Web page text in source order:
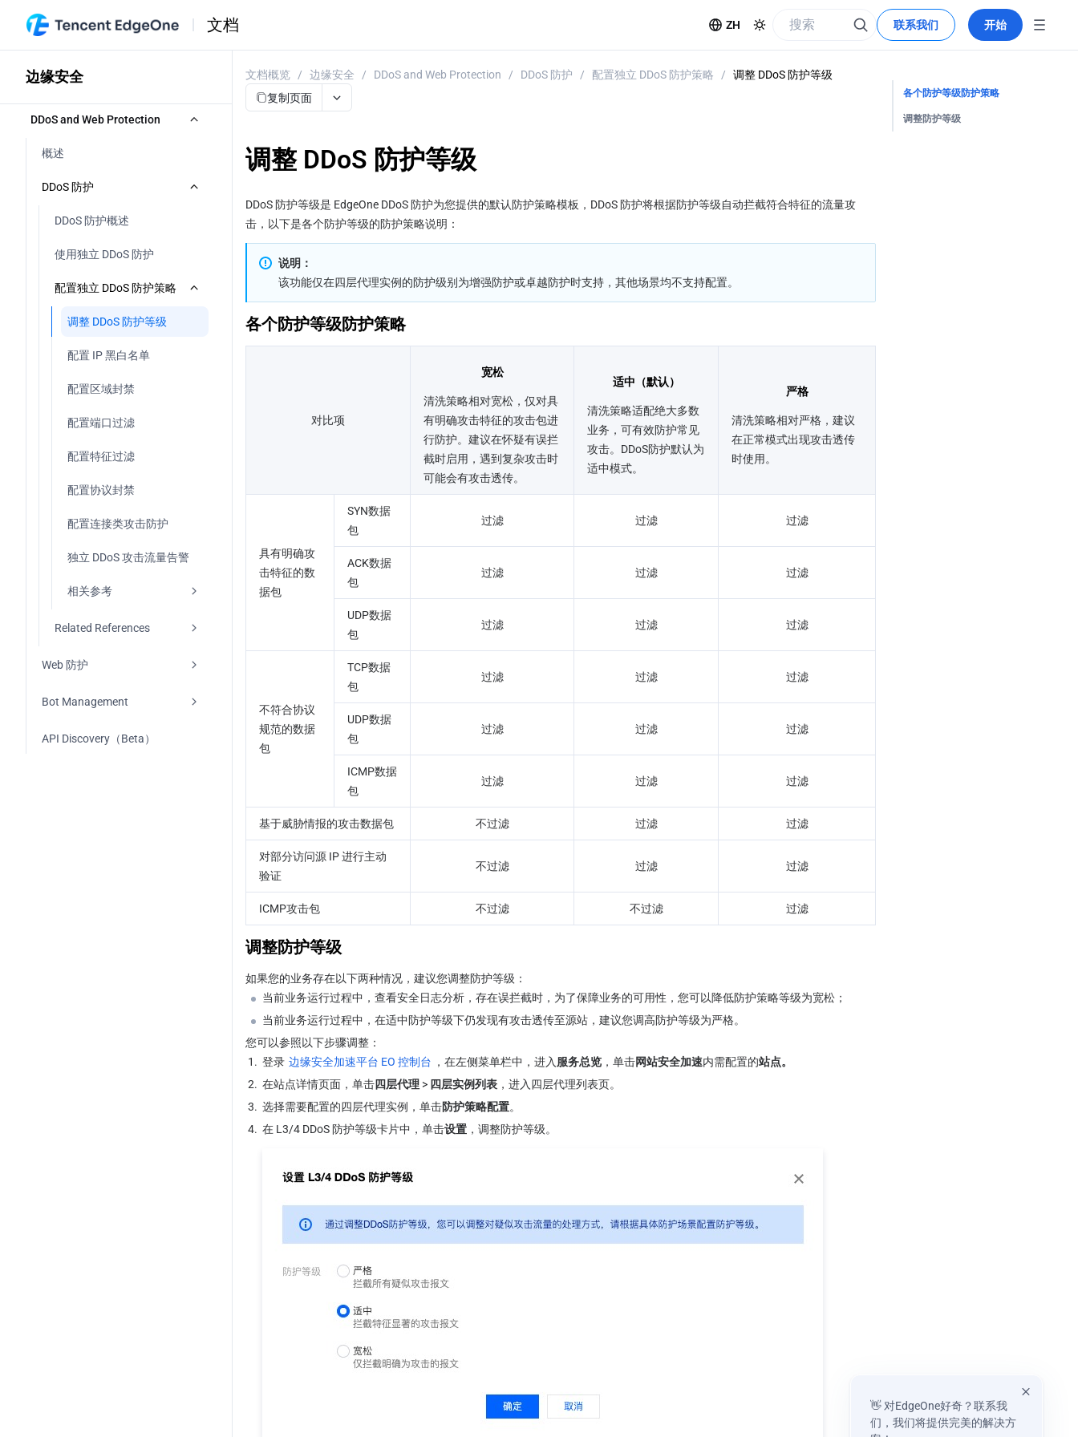
文档 ZH 联系我们 开始
边缘安全
DDoS and Web Protection
概述
DDoS 防护
DDoS 防护概述
使用独立 DDoS 防护
配置独立 DDoS 防护策略
调整 DDoS 防护等级
配置 IP 黑白名单
配置区域封禁
配置端口过滤
配置特征过滤
配置协议封禁
配置连接类攻击防护
独立 DDoS 攻击流量告警
相关参考
DDoS Protection
处置方式
相关概念介绍
Related References
DDoS Protection Console
Update (2026-01-12)
Web 防护
概述
配置Web防护策略
Bot Management
Overview
API Discovery（Beta）
文档概览 / 边缘安全 / DDoS and Web Protection / DDoS 防护 / 配置独立 DDoS 防护策略 /
调整 DDoS 防护等级
复制页面
调整 DDoS 防护等级
DDoS 防护等级是 EdgeOne DDoS 防护为您提供的默认防护策略模板，DDoS 防护将根据防护等级自动拦截符合特征的流量攻
击，以下是各个防护等级的防护策略说明：
说明：
该功能仅在四层代理实例的防护级别为增强防护或卓越防护时支持，其他场景均不支持配置。
各个防护等级防护策略
对比项
宽松
清洗策略相对宽松，仅对具
有明确攻击特征的攻击包进
行防护。建议在怀疑有误拦
截时启用，遇到复杂攻击时
可能会有攻击透传。
适中（默认）
清洗策略适配绝大多数
业务，可有效防护常见
攻击。DDoS防护默认为
适中模式。
严格
清洗策略相对严格，建议
在正常模式出现攻击透传
时使用。
具有明确攻
击特征的数
据包
SYN数据
包
过滤 过滤 过滤
ACK数据
包
过滤 过滤 过滤
UDP数据
包
过滤 过滤 过滤
不符合协议
规范的数据
包
TCP数据
包
过滤 过滤 过滤
UDP数据
包
过滤 过滤 过滤
ICMP数据
包
过滤 过滤 过滤
基于威胁情报的攻击数据包 不过滤 过滤 过滤
对部分访问源 IP 进行主动
验证
不过滤 过滤 过滤
ICMP攻击包 不过滤 不过滤 过滤
调整防护等级
如果您的业务存在以下两种情况，建议您调整防护等级：
当前业务运行过程中，查看安全日志分析，存在误拦截时，为了保障业务的可用性，您可以降低防护策略等级为宽松；
当前业务运行过程中，在适中防护等级下仍发现有攻击透传至源站，建议您调高防护等级为严格。
您可以参照以下步骤调整：
1. 登录 边缘安全加速平台 EO 控制台 ，在左侧菜单栏中，进入 服务总览 ，单击网站安全加速内需配置的站点。
2. 在站点详情页面，单击四层代理 > 四层实例列表 ，进入四层代理列表页。
3. 选择需要配置的四层代理实例，单击防护策略配置。
4. 在 L3/4 DDoS 防护等级卡片中，单击设置 ，调整防护等级。
各个防护等级防护策略
调整防护等级
👋 对EdgeOne好奇？联系我
们，我们将提供完美的解决方